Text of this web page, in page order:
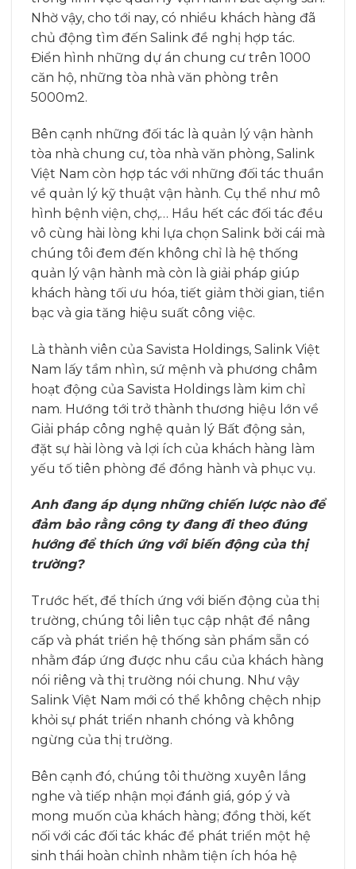
Nhờ vậy, cho tới nay, có nhiều khách hàng đã
chủ động tìm đến Salink đề nghị hợp tác.
Điển hình những dự án chung cư trên 1000
căn hộ, những tòa nhà văn phòng trên
5000m2.
Bên cạnh những đối tác là quản lý vận hành
tòa nhà chung cư, tòa nhà văn phòng, Salink
Việt Nam còn hợp tác với những đối tác thuần
về quản lý kỹ thuật vận hành. Cụ thể như mô
hình bệnh viện, chợ,… Hầu hết các đối tác đều
vô cùng hài lòng khi lựa chọn Salink bởi cái mà
chúng tôi đem đến không chỉ là hệ thống
quản lý vận hành mà còn là giải pháp giúp
khách hàng tối ưu hóa, tiết giảm thời gian, tiền
bạc và gia tăng hiệu suất công việc.
Là thành viên của Savista Holdings, Salink Việt
Nam lấy tầm nhìn, sứ mệnh và phương châm
hoạt động của Savista Holdings làm kim chỉ
nam. Hướng tới trở thành thương hiệu lớn về
Giải pháp công nghệ quản lý Bất động sản,
đặt sự hài lòng và lợi ích của khách hàng làm
yếu tố tiên phòng để đồng hành và phục vụ.
Anh đang áp dụng những chiến lược nào để
đảm bảo rằng công ty đang đi theo đúng
hướng để thích ứng với biến động của thị
trường?
Trước hết, để thích ứng với biến động của thị
trường, chúng tôi liên tục cập nhật để nâng
cấp và phát triển hệ thống sản phẩm sẵn có
nhằm đáp ứng được nhu cầu của khách hàng
nói riêng và thị trường nói chung. Như vậy
Salink Việt Nam mới có thể không chệch nhịp
khỏi sự phát triển nhanh chóng và không
ngừng của thị trường.
Bên cạnh đó, chúng tôi thường xuyên lắng
nghe và tiếp nhận mọi đánh giá, góp ý và
mong muốn của khách hàng; đồng thời, kết
nối với các đối tác khác để phát triển một hệ
sinh thái hoàn chỉnh nhằm tiện ích hóa hệ